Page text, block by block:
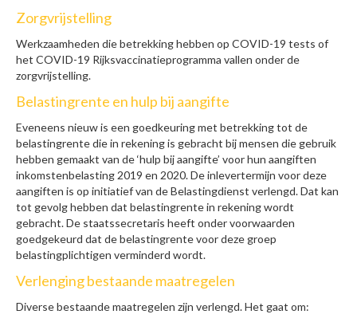
Zorgvrijstelling
Werkzaamheden die betrekking hebben op COVID-19 tests of
het COVID-19 Rijksvaccinatieprogramma vallen onder de
zorgvrijstelling.
Belastingrente en hulp bij aangifte
Eveneens nieuw is een goedkeuring met betrekking tot de
belastingrente die in rekening is gebracht bij mensen die gebruik
hebben gemaakt van de ‘hulp bij aangifte’ voor hun aangiften
inkomstenbelasting 2019 en 2020. De inlevertermijn voor deze
aangiften is op initiatief van de Belastingdienst verlengd. Dat kan
tot gevolg hebben dat belastingrente in rekening wordt
gebracht. De staatssecretaris heeft onder voorwaarden
goedgekeurd dat de belastingrente voor deze groep
belastingplichtigen verminderd wordt.
Verlenging bestaande maatregelen
Diverse bestaande maatregelen zijn verlengd. Het gaat om: